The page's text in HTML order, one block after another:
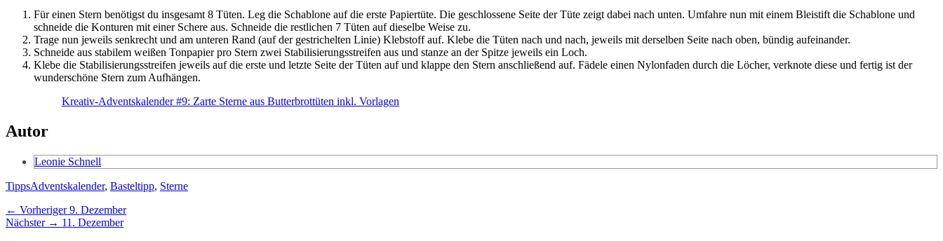
Für einen Stern benötigst du insgesamt 8 Tüten. Leg die Schablone auf die erste Papiertüte. Die geschlossene Seite der Tüte zeigt dabei nach unten. Umfahre nun mit einem Bleistift die Schablone und
schneide die Konturen mit einer Schere aus. Schneide die restlichen 7 Tüten auf dieselbe Weise zu.
Trage nun jeweils senkrecht und am unteren Rand (auf der gestrichelten Linie) Klebstoff auf. Klebe die Tüten nach und nach, jeweils mit derselben Seite nach oben, bündig aufeinander.
Schneide aus stabilem weißen Tonpapier pro Stern zwei Stabilisierungsstreifen aus und stanze an der Spitze jeweils ein Loch.
Klebe die Stabilisierungsstreifen jeweils auf die erste und letzte Seite der Tüten auf und klappe den Stern anschließend auf. Fädele einen Nylonfaden durch die Löcher, verknote diese und fertig ist der
wunderschöne Stern zum Aufhängen.
Kreativ-Adventskalender #9: Zarte Sterne aus Butterbrottüten inkl. Vorlagen
Autor
Leonie Schnell
Kategorien
TippsSchlagworte
Adventskalender, Basteltipp, Sterne
Beitragsnavigation
← Vorheriger Vorheriger
Beitrag:
9. Dezember
Nächster → Nächster
11. Dezember